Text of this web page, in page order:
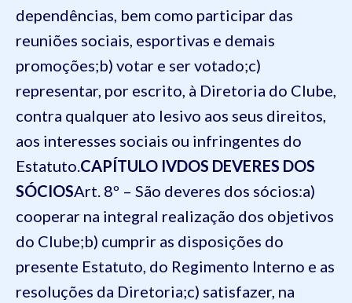
dependências, bem como participar das
reuniões sociais, esportivas e demais
promoções;b) votar e ser votado;c)
representar, por escrito, à Diretoria do Clube,
contra qualquer ato lesivo aos seus direitos,
aos interesses sociais ou infringentes do
Estatuto.CAPÍTULO IVDOS DEVERES DOS
SÓCIOSArt. 8º – São deveres dos sócios:a)
cooperar na integral realização dos objetivos
do Clube;b) cumprir as disposições do
presente Estatuto, do Regimento Interno e as
resoluções da Diretoria;c) satisfazer, na